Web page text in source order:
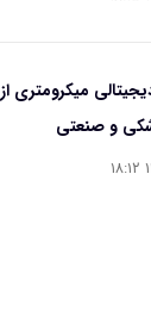
میکرومتری از
و صنعتی